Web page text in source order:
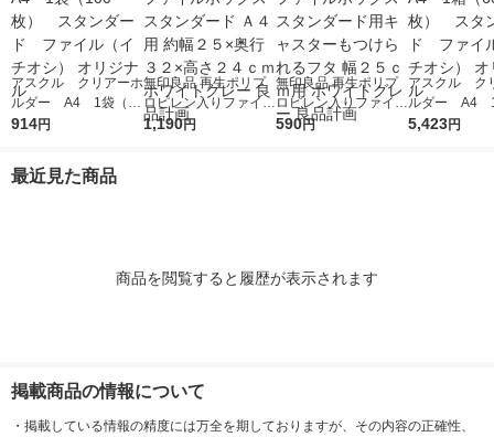
アスクル クリアーホ
ルダー A4 1袋（10
0枚） スタンダー
914円
無印良品 再生ポリプ
ロピレン入りファイル
ボックススタンダード
1,190円
無印良品 再生ポリプ
ロピレン入りファイル
ボックススタンダード
590円
アスクル ク
ルダー A4
0枚） スタ
5,423円
最近見た商品
商品を閲覧すると履歴が表示されます
掲載商品の情報について
・ 掲載している情報の精度には万全を期しておりますが、その内容の正確性、